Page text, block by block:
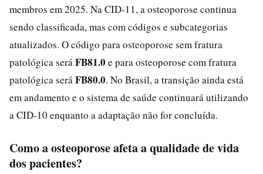
membros em 2025. Na CID-11, a osteoporose continua
sendo classificada, mas com códigos e subcategorias
atualizados. O código para osteoporose sem fratura
patológica será FB81.0 e para osteoporose com fratura
patológica será FB80.0. No Brasil, a transição ainda está
em andamento e o sistema de saúde continuará utilizando
a CID-10 enquanto a adaptação não for concluída.
Como a osteoporose afeta a qualidade de vida
dos pacientes?